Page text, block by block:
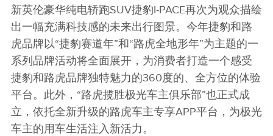
新英伦豪华纯电轿跑SUV捷豹I‑PACE再次为观众描绘
出一幅充满科技感的未来出行图景。今年捷豹和路
虎品牌以“捷豹赛道年”和“路虎全地形年”为主题的一
系列品牌活动将全面展开，为消费者打造一个感受
捷豹和路虎品牌独特魅力的360度的、全方位的体验
平台。此外，“路虎揽胜极光车主俱乐部”也正式成
立，依托全新升级的路虎车主专享APP平台，为极光
车主的用车生活注入新活力。